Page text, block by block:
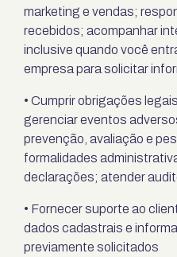
marketing e vendas;
recebidos; acompanhar
inclusive quando você
empresa para solicitar
• Cumprir obrigações
gerenciar eventos
prevenção, avaliação e
formalidades
declarações; atender
• Fornecer suporte ao
dados cadastrais e
previamente solicitados